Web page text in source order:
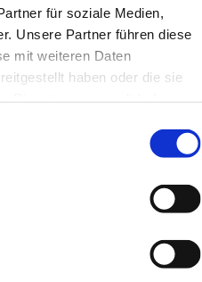
für soziale Medien,
Unsere Partner führen diese
mit weiteren Daten
haben oder die sie